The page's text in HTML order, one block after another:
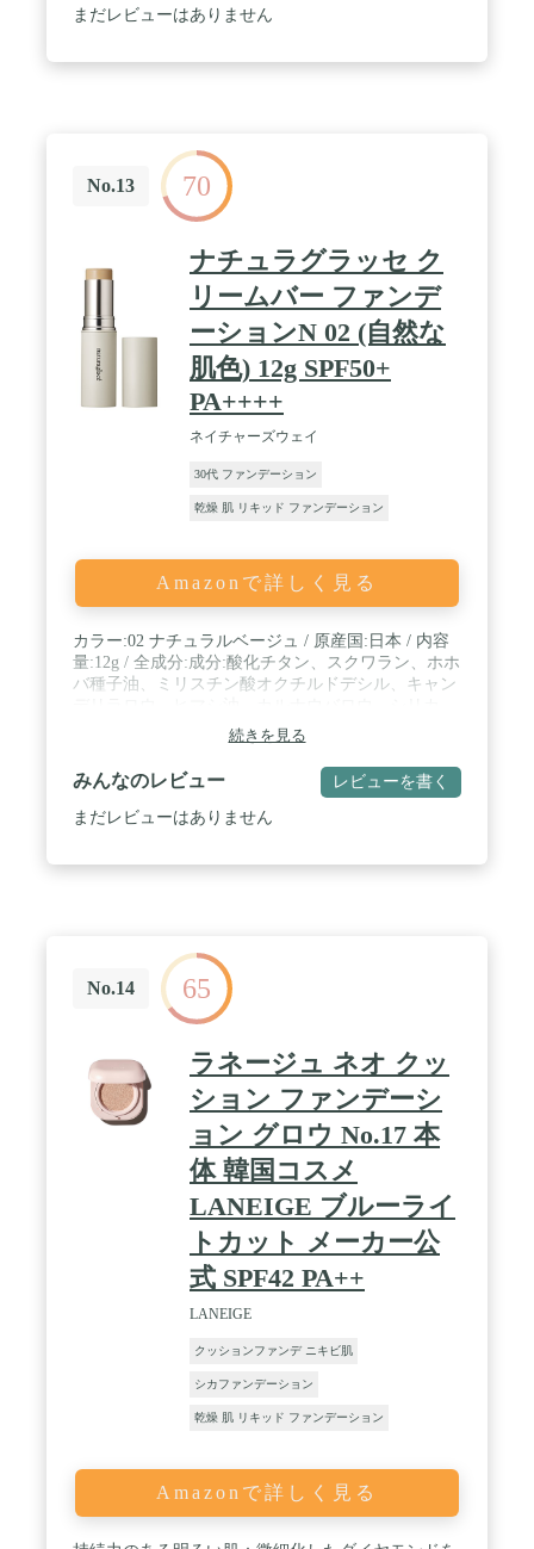
み、黄ぐすみ、毛穴などをしっかりカバーできま
ので、夏にもぴったりです。 / ブルーライトカッ
ト：アモーレパシフィックのクッション初のブルー
ライトカット機能付き、PC、スマートフォンのブル
ーライトからお肌を守ります。 / 3カラー展開:アモ
ーレパシフィック独自のカラーデータをともに設計
されました。全3色のカラー展開で、お肌にぴった
りなカラーが選べます。人気な韓国コスメです。
まだレビューはありません
No.13 70
ナチュラグラッセ ク
リームバー ファンデ
ーションN 02 (自然な
肌色) 12g SPF50+
PA++++
ネイチャーズウェイ
30代 ファンデーション
乾燥 肌 リキッド ファンデーション
Amazonで詳しく見る
カラー:02 ナチュラルベージュ / 原産国:日本 / 内容
量:12g / 全成分:成分:酸化チタン、スクワラン、ホホ
バ種子油、ミリスチン酸オクチルドデシル、キャン
ミツロウ、オリーブ果実油*1、ヒポファエラムノイ
デス果実油*1、キサントフィル、クロフサスグリ種
子油*1、ビルベリー葉エキス*2、水添ヒマシ油、ス
クロース、タピオカデンプン、トコフェロール、
水、水酸化Al、(+/-)酸化鉄、マイカ *1オーガニック
続きを見る
みんなのレビュー レビューを書く
まだレビューはありません
No.14 65
ラネージュ ネオ クッ
ション ファンデーシ
ョン グロウ No.17 本
体 韓国コスメ
LANEIGE ブルーライ
トカット メーカー公
式 SPF42 PA++
LANEIGE
クッションファンデ ニキビ肌
シカファンデーション
乾燥 肌 リキッド ファンデーション
Amazonで詳しく見る